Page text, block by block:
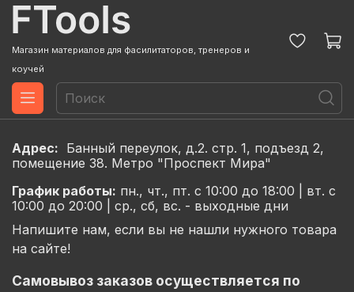
Магазин материалов для фасилитаторов, тренеров и
коучей
Адрес: Банный переулок, д.2. стр. 1, подъезд 2,
помещение 38. Метро "Проспект Мира"
График работы: пн., чт., пт. с 10:00 до 18:00 | вт. с
10:00 до 20:00 | ср., сб, вс. - выходные дни
Напишите нам, если вы не нашли нужного товара
на сайте!
Самовывоз заказов осуществляется по